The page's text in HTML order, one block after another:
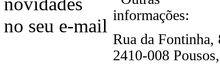
Rua da Fontinha,
2410-008
no seu e-mail